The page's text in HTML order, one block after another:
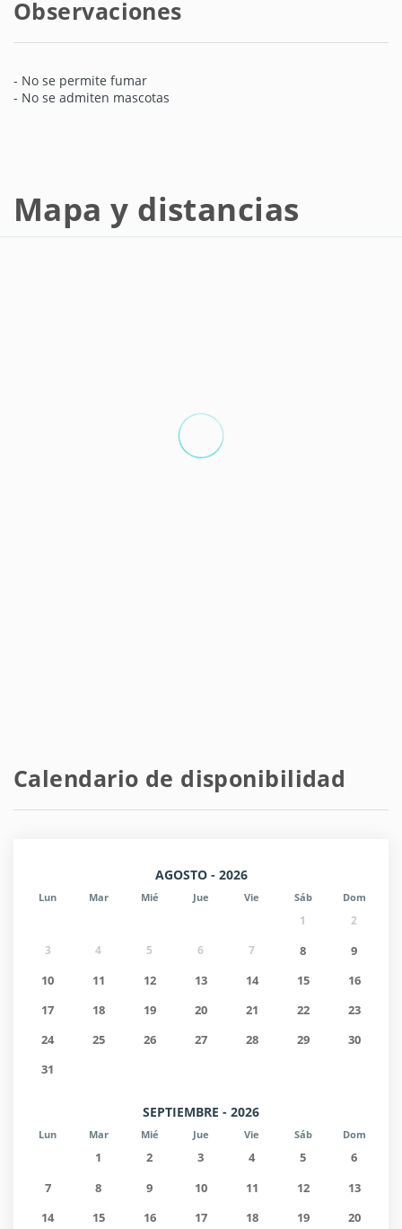
Observaciones
- No se permite fumar
- No se admiten mascotas
Mapa y distancias
Calendario de disponibilidad
AGOSTO - 2026
Lun Mar Mié Jue Vie Sáb Dom
1
2
3
4 5 6 7 8
9
10
11 12 13 14 15
16
17
18 19 20 21 22
23
24
25 26 27 28 29
30
31
SEPTIEMBRE - 2026
Lun Mar Mié Jue Vie Sáb Dom
1 2 3 4 5
6
7
8 9 10 11 12
13
14
15 16 17 18 19
20